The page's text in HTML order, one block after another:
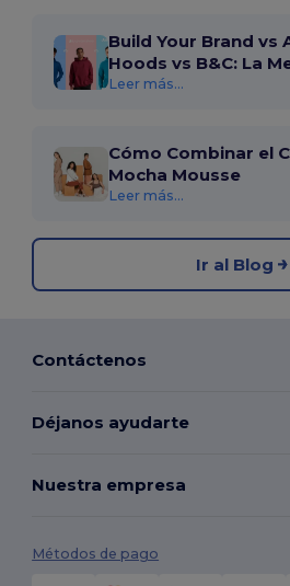
Build Your Brand vs
Hoods vs B&C: La
Leer más...
Cómo Combinar el
Mocha Mousse
Leer más...
Ir al Blog
Contáctenos
Déjanos ayudarte
Nuestra empresa
Métodos de pago